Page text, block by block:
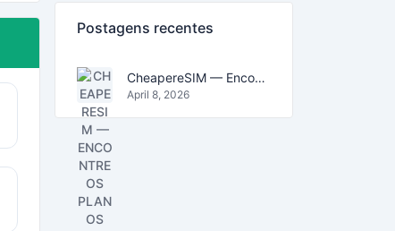
Postagens recentes
CheapereSIM — Encontre os planos eSIM mais baratos para viajar em 2026
April 8, 2026